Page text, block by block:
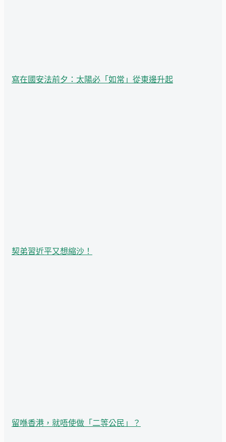
寫在國安法前夕：太陽必「如常」從東邊升起
契弟習近平又想縮沙！
留喺香港，就唔使做「二等公民」？